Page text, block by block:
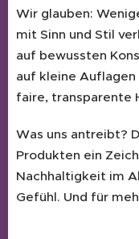
Wir glauben:
mit Sinn und Stil
auf bewussten
auf kleine
faire, transparente
Was uns antreibt?
Produkten ein
Nachhaltigkeit im
Gefühl. Und für